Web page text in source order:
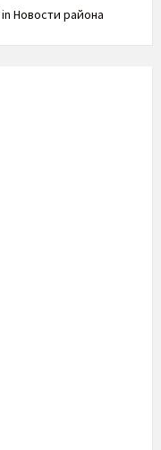
in Новости района